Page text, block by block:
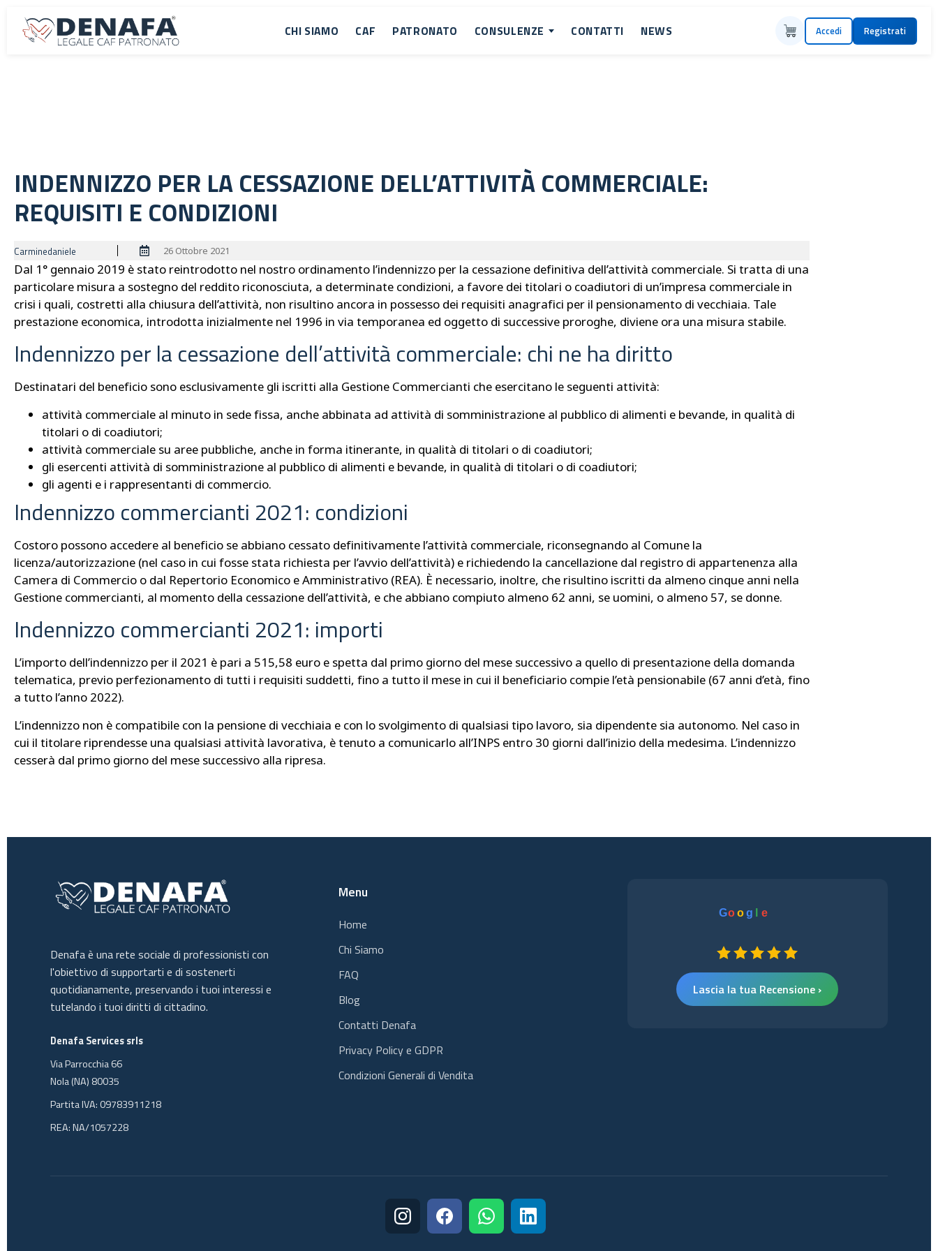
CHI SIAMO CAF PATRONATO CONSULENZE CONTATTI NEWS Accedi Registrati
INDENNIZZO PER LA CESSAZIONE DELL’ATTIVITÀ COMMERCIALE:
REQUISITI E CONDIZIONI
Carminedaniele 26 Ottobre 2021
Dal 1° gennaio 2019 è stato reintrodotto nel nostro ordinamento l’indennizzo per la cessazione definitiva dell’attività commerciale. Si tratta di una
particolare misura a sostegno del reddito riconosciuta, a determinate condizioni, a favore dei titolari o coadiutori di un’impresa commerciale in
crisi i quali, costretti alla chiusura dell’attività, non risultino ancora in possesso dei requisiti anagrafici per il pensionamento di vecchiaia. Tale
prestazione economica, introdotta inizialmente nel 1996 in via temporanea ed oggetto di successive proroghe, diviene ora una misura stabile.
Indennizzo per la cessazione dell’attività commerciale: chi ne ha diritto
Destinatari del beneficio sono esclusivamente gli iscritti alla Gestione Commercianti che esercitano le seguenti attività:
attività commerciale al minuto in sede fissa, anche abbinata ad attività di somministrazione al pubblico di alimenti e bevande, in qualità di
titolari o di coadiutori;
attività commerciale su aree pubbliche, anche in forma itinerante, in qualità di titolari o di coadiutori;
gli esercenti attività di somministrazione al pubblico di alimenti e bevande, in qualità di titolari o di coadiutori;
gli agenti e i rappresentanti di commercio.
Indennizzo commercianti 2021: condizioni
Costoro possono accedere al beneficio se abbiano cessato definitivamente l’attività commerciale, riconsegnando al Comune la
licenza/autorizzazione (nel caso in cui fosse stata richiesta per l’avvio dell’attività) e richiedendo la cancellazione dal registro di appartenenza alla
Camera di Commercio o dal Repertorio Economico e Amministrativo (REA). È necessario, inoltre, che risultino iscritti da almeno cinque anni nella
Gestione commercianti, al momento della cessazione dell’attività, e che abbiano compiuto almeno 62 anni, se uomini, o almeno 57, se donne.
Indennizzo commercianti 2021: importi
L’importo dell’indennizzo per il 2021 è pari a 515,58 euro e spetta dal primo giorno del mese successivo a quello di presentazione della domanda
telematica, previo perfezionamento di tutti i requisiti suddetti, fino a tutto il mese in cui il beneficiario compie l’età pensionabile (67 anni d’età, fino
a tutto l’anno 2022).
L’indennizzo non è compatibile con la pensione di vecchiaia e con lo svolgimento di qualsiasi tipo lavoro, sia dipendente sia autonomo. Nel caso in
cui il titolare riprendesse una qualsiasi attività lavorativa, è tenuto a comunicarlo all’INPS entro 30 giorni dall’inizio della medesima. L’indennizzo
cesserà dal primo giorno del mese successivo alla ripresa.
Denafa è una rete sociale di professionisti con
l'obiettivo di supportarti e di sostenerti
quotidianamente, preservando i tuoi interessi e
tutelando i tuoi diritti di cittadino.
Denafa Services srls
Via Parrocchia 66
Nola (NA) 80035
Partita IVA: 09783911218
REA: NA/1057228
Menu
Home
Chi Siamo
FAQ
Blog
Contatti Denafa
Privacy Policy e GDPR
Condizioni Generali di Vendita
Go o g e
Lascia la tua Recensione ›